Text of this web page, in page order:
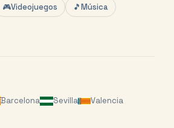
🎮Videojuegos 🎵Música
Barcelona Sevilla
Valencia